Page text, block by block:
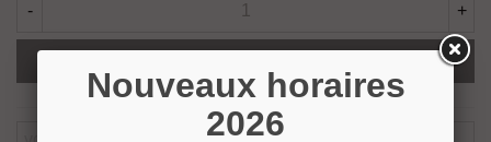
- +
Nouveaux horaires
2026